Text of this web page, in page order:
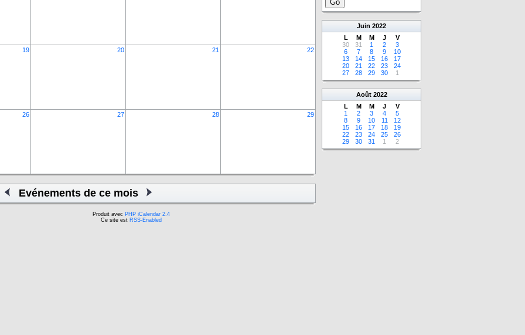
19 20 21 22
26 27 28 29
Evénements de ce mois
Juin 2022
L
M M J
V
30
31 1 2
3
6
7 8 9
10
13
14 15 16
17
20
21 22 23
24
27
28 29 30 1
Août 2022
L
M M J
V
1
2 3 4
5
8
9 10 11
12
15
16 17 18
19
22
23 24 25
26
29
30 31 1 2
Produit avec PHP iCalendar 2.4
Ce site est RSS-Enabled